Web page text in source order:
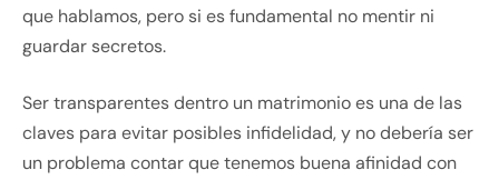
que hablamos, pero si es fundamental no mentir ni
guardar secretos.
Ser transparentes dentro un matrimonio es una de las
claves para evitar posibles infidelidad, y no debería ser
un problema contar que tenemos buena afinidad con